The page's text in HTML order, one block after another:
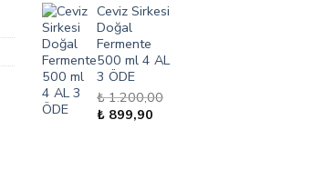
₺ 1.700,00.fiyat:
Ceviz Sirkesi
Doğal
Fermente
500 ml 4 AL
3 ÖDE
₺1.200,00
Orijinal
₺ 899,90